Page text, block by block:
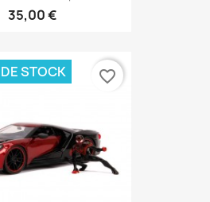
35,00 €
STOCK favorite_border